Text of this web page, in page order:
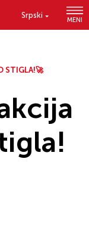
Srpski
MENI
STIGLA!🚀